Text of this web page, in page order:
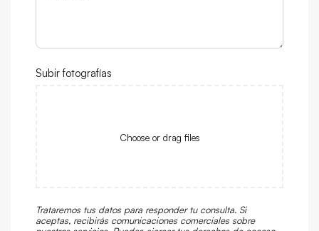
Subir fotografías
Choose or drag files
Trataremos tus datos para responder tu consulta. Si
aceptas, recibirás comunicaciones comerciales sobre